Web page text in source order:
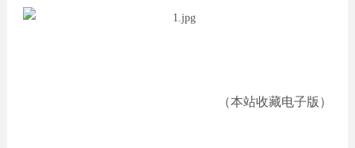
（本站收藏电子版）